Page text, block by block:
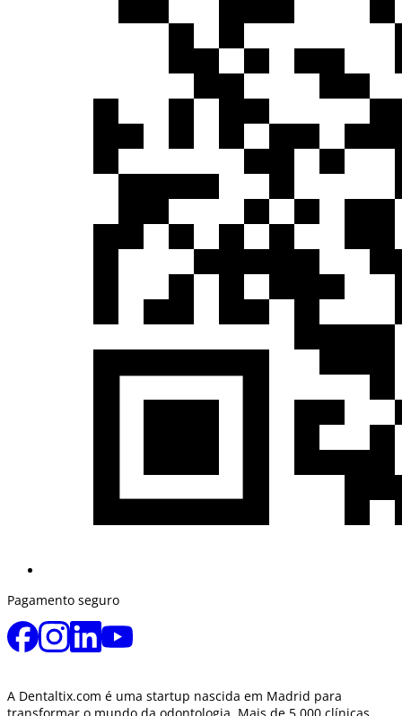
Pagamento seguro
A Dentaltix.com é uma startup nascida em Madrid para